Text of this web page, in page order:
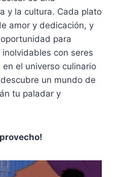
y la cultura. Cada plato
amor y dedicación, y
para
con seres
el universo culinario
un mundo de
tu paladar y